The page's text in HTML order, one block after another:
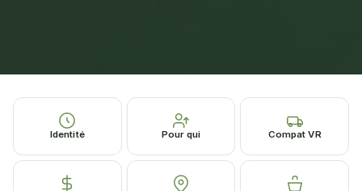
Identité Pour qui Compat VR